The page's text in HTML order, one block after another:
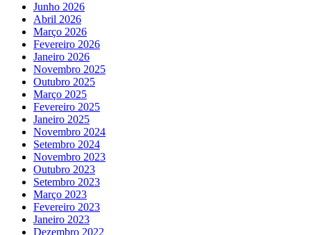
Junho 2026
Abril 2026
Março 2026
Fevereiro 2026
Janeiro 2026
Novembro 2025
Outubro 2025
Março 2025
Fevereiro 2025
Janeiro 2025
Novembro 2024
Setembro 2024
Novembro 2023
Outubro 2023
Setembro 2023
Março 2023
Fevereiro 2023
Janeiro 2023
Dezembro 2022